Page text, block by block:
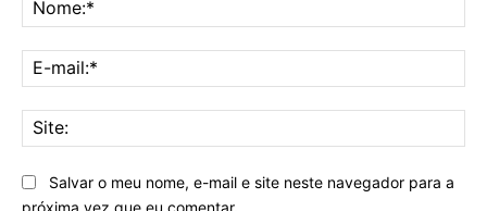
Salvar o meu nome, e-mail e site neste navegador para a
próxima vez que eu comentar.